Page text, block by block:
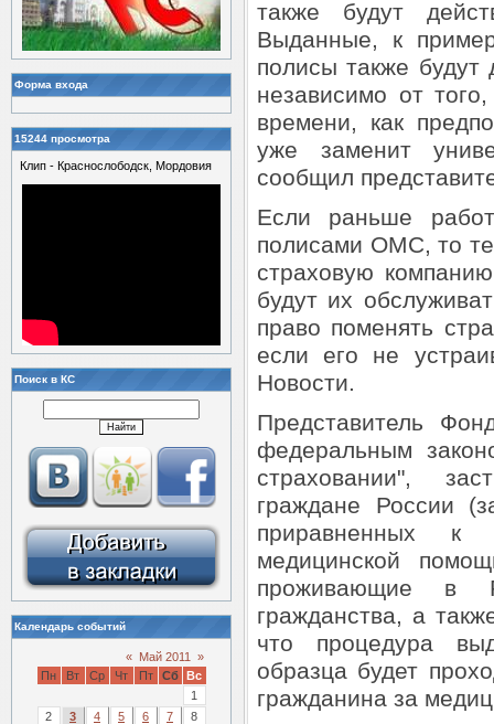
Форма входа
15244 просмотра
Клип - Краснослободск, Мордовия
Поиск в КС
Календарь событий
« Май 2011
»
Пн
Вт Ср Чт Пт Сб
Вс
1
2
3 4 5 6 7
8
также будут
Выданные, к
полисы также будут
независимо от
времени, как
уже заменит
сообщил
Если раньше
полисами ОМС, то
страховую
будут их
право поменять
если его не
Новости.
Представитель
федеральным
страховании",
граждане России
приравненных к
медицинской
проживающие в
гражданства, а
что процедура
образца будет
гражданина за